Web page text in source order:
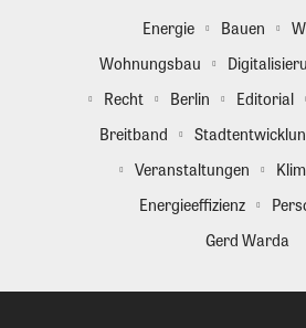
Energie Bauen
Wohnungsbau
Recht
Berlin Editorial
Breitband
Veranstaltungen
Energieeffizienz
Gerd Warda